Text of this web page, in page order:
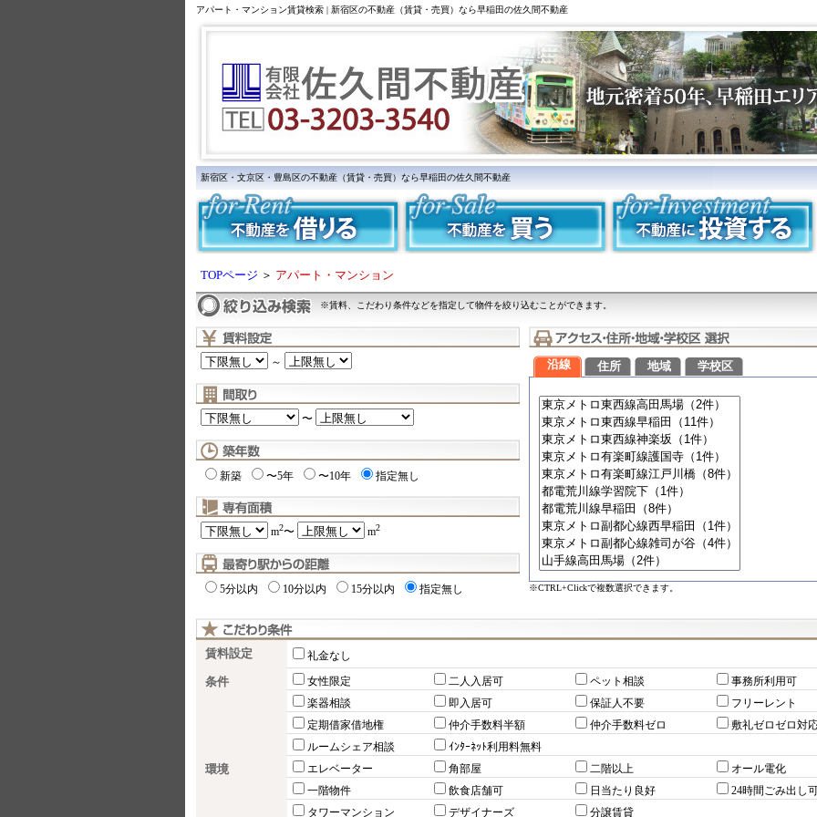
アパート・マンション賃貸検索 | 新宿区の不動産（賃貸・売買）なら早稲田の佐久間不動産
新宿区・文京区・豊島区の不動産（賃貸・売買）なら早稲田の佐久間不動産
TOPページ ＞ アパート・マンション
※賃料、こだわり条件などを指定して物件を絞り込むことができます。
～
〜
新築 〜5年 〜10年 指定無し
m2〜 m2
5分以内 10分以内 15分以内 指定無し
沿線 住所 地域 学校区
※CTRL+Clickで複数選択できます。
賃料設定 礼金なし
条件 女性限定 二人入居可 ペット相談
事務所利用可
楽器相談
即入居可 保証人不要
フリーレント
定期借家借地権
仲介手数料半額 仲介手数料ゼロ
敷礼ゼロゼロ対
ルームシェア相談
ｲﾝﾀｰﾈｯﾄ利用料無料
環境 エレベーター 角部屋 二階以上
オール電化
一階物件
飲食店舗可 日当たり良好
24時間ごみ出し
タワーマンション
デザイナーズ 分譲賃貸